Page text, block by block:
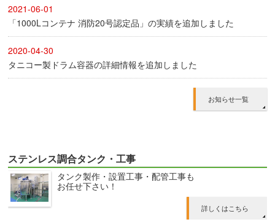
2021-06-01
「1000Lコンテナ 消防20号認定品」の実績を追加しました
2020-04-30
タニコー製ドラム容器の詳細情報を追加しました
お知らせ一覧
ステンレス調合タンク・工事
タンク製作・設置工事・配管工事も
お任せ下さい！
詳しくはこちら